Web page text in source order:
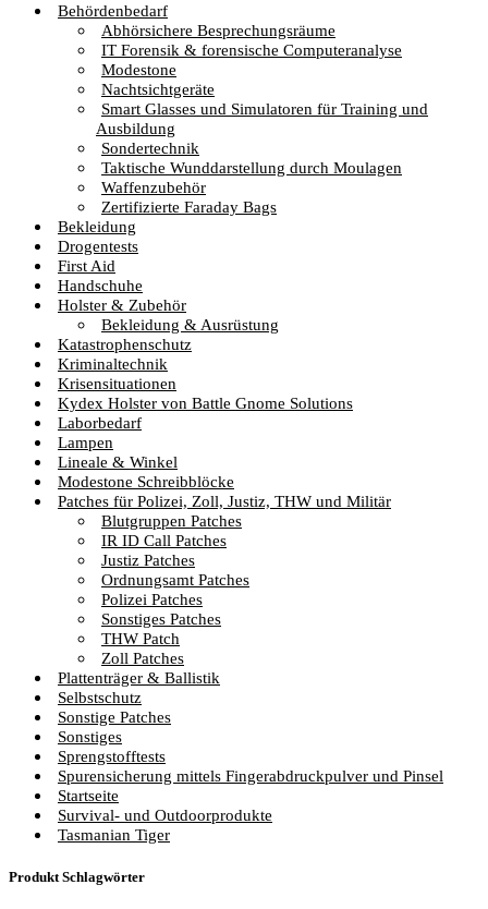
Behördenbedarf
Abhörsichere Besprechungsräume
IT Forensik & forensische Computeranalyse
Modestone
Nachtsichtgeräte
Smart Glasses und Simulatoren für Training und
Ausbildung
Sondertechnik
Taktische Wunddarstellung durch Moulagen
Waffenzubehör
Zertifizierte Faraday Bags
Bekleidung
Drogentests
First Aid
Handschuhe
Holster & Zubehör
Bekleidung & Ausrüstung
Katastrophenschutz
Kriminaltechnik
Krisensituationen
Kydex Holster von Battle Gnome Solutions
Laborbedarf
Lampen
Lineale & Winkel
Modestone Schreibblöcke
Patches für Polizei, Zoll, Justiz, THW und Militär
Blutgruppen Patches
IR ID Call Patches
Justiz Patches
Ordnungsamt Patches
Polizei Patches
Sonstiges Patches
THW Patch
Zoll Patches
Plattenträger & Ballistik
Selbstschutz
Sonstige Patches
Sonstiges
Sprengstofftests
Spurensicherung mittels Fingerabdruckpulver und Pinsel
Startseite
Survival- und Outdoorprodukte
Tasmanian Tiger
Produkt Schlagwörter